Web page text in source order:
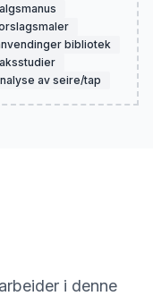
bibliotek
av seire/tap
i denne